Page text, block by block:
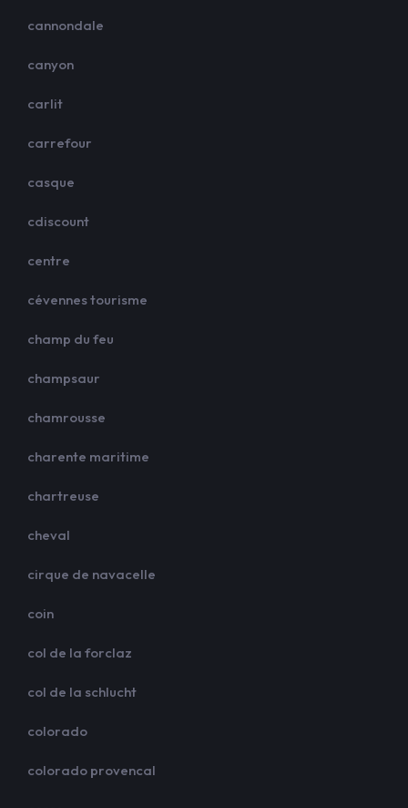
cannondale
canyon
carlit
carrefour
casque
cdiscount
centre
cévennes tourisme
champ du feu
champsaur
chamrousse
charente maritime
chartreuse
cheval
cirque de navacelle
coin
col de la forclaz
col de la schlucht
colorado
colorado provencal